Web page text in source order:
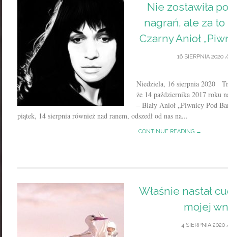
Nie zostawiła
nagrań, ale za to
Czarny Anioł
16 SIERPNIA 2020
Niedziela, 16 sierpnia 2020
że 14 października 2017 roku
– Biały Anioł „Piwnicy Pod
piątek, 14 sierpnia również nad ranem, odszedł od nas na...
CONTINUE READING →
Właśnie nastał
mojej
4 SIERPNIA 2020